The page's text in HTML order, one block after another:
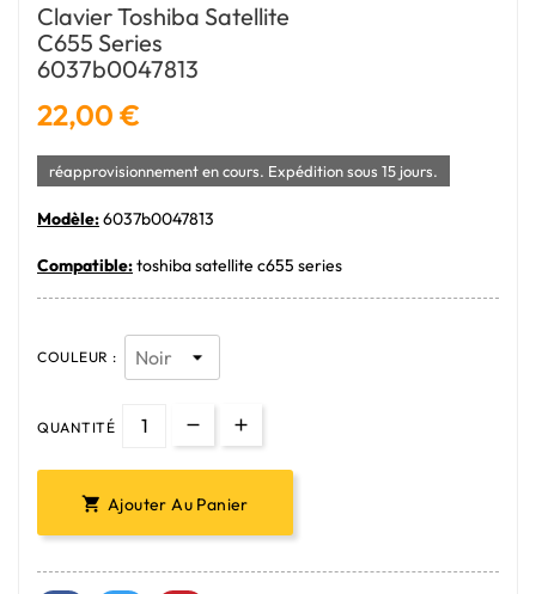
Clavier Toshiba Satellite
C655 Series
6037b0047813
22,00 €
réapprovisionnement en cours. Expédition sous 15 jours.
Modèle:6037b0047813
Compatible:toshiba satellite c655 series
COULEUR :
QUANTITÉ
 Ajouter Au Panier